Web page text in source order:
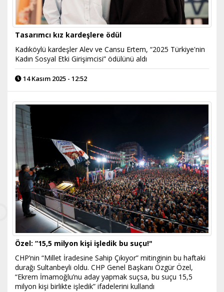
Tasarımcı kız kardeşlere ödül
Kadıköylü kardeşler Alev ve Cansu Ertem, “2025 Türkiye'nin
Kadın Sosyal Etki Girişimcisi” ödülünü aldı
14 Kasım 2025 - 12:52
Özel: “15,5 milyon kişi işledik bu suçu!"
CHP’nin “Millet İradesine Sahip Çıkıyor” mitinginin bu haftaki
durağı Sultanbeyli oldu. CHP Genel Başkanı Özgür Özel,
“Ekrem İmamoğlu’nu aday yapmak suçsa, bu suçu 15,5
milyon kişi birlikte işledik” ifadelerini kullandı